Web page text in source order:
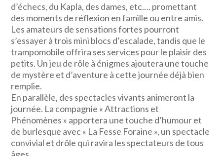
d’échecs, du Kapla, des dames, etc.… promettant
des moments de réflexion en famille ou entre amis.
Les amateurs de sensations fortes pourront
s’essayer à trois mini blocs d’escalade, tandis que le
trampomobile offrira ses services pour le plaisir des
petits. Un jeu de rôle à énigmes ajoutera une touche
de mystère et d’aventure à cette journée déjà bien
remplie.
En parallèle, des spectacles vivants animeront la
journée. La compagnie « Attractions et
Phénomènes » apportera une touche d’humour et
de burlesque avec « La Fesse Foraine », un spectacle
convivial et drôle qui ravira les spectateurs de tous